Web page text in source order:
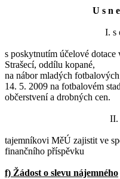
U s n
I. s
s poskytnutím účelové
Strašecí, oddílu kopané,
na nábor mladých
14. 5. 2009 na fotbalovém
občerstvení a drobných cen.
II.
tajemníkovi MěÚ zajistit ve
finančního příspěvku
f) Žádost o slevu nájemného